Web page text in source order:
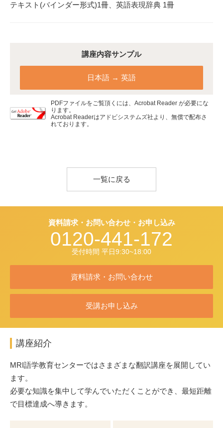
テキスト(バインダー形式)1冊、英語表現辞典 1冊
講座内容サンプル
日本語 → 英語
PDFファイルをご覧頂くには、Acrobat Reader が必要にな
ります。
Acrobat Readerはアドビシステムズ社より、無償で配布さ
れております。
一覧に戻る
資料請求・お問い合わせ・お申し込み
0120-441-172
受付時間 平日9:30~18:00
資料請求・お問い合わせ
受講お申し込み
講座紹介
MRI語学教育センターではさまざまな翻訳講座を展開してい
ます。
必要な知識を集中して学んでいただくことができ、最短距離
で目標達成へ導きます。